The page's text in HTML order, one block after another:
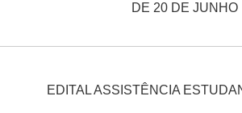
DE 20 DE JUNHO
EDITAL ASSISTÊNCIA